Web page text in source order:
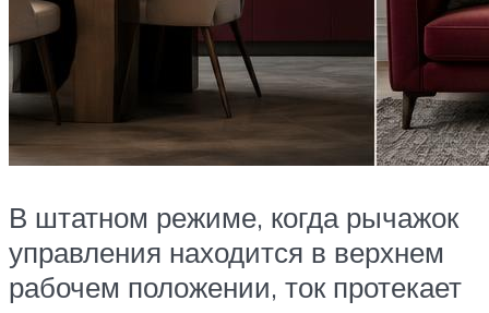
В штатном режиме, когда рычажок
управления находится в верхнем
рабочем положении, ток протекает